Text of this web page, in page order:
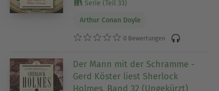
Serie (Teil 33)
Arthur Conan Doyle
0 Bewertungen
Der Mann mit der Schramme -
Gerd Köster liest Sherlock
Holmes, Band 32 (Ungekürzt)